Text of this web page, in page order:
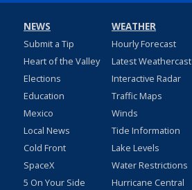
NEWS
Submit a Tip
Heart of the Valley
Elections
Education
Mexico
Local News
Cold Front
SpaceX
5 On Your Side
WEATHER
Hourly Forecast
Latest Weathercast
Interactive Radar
Traffic Maps
Winds
Tide Information
Lake Levels
Water Restrictions
Hurricane Central